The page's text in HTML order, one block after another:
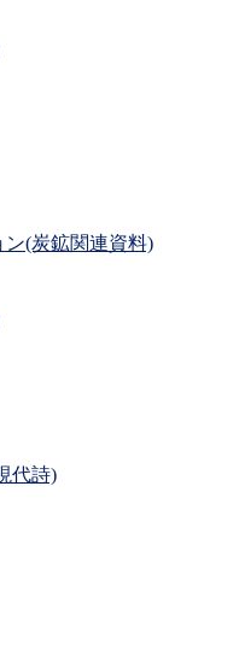
ン(炭鉱関連資料)
代詩)